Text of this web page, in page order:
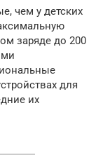
чем у детских
заряде до 200
для
их